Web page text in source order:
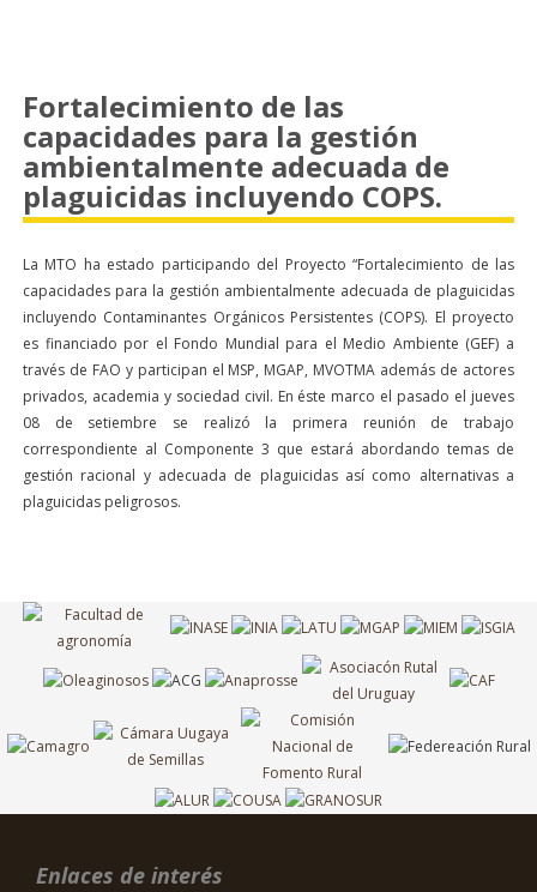
Fortalecimiento de las
capacidades para la gestión
ambientalmente adecuada de
plaguicidas incluyendo COPS.
La MTO ha estado participando del Proyecto “Fortalecimiento de las
capacidades para la gestión ambientalmente adecuada de plaguicidas
incluyendo Contaminantes Orgánicos Persistentes (COPS). El proyecto
es financiado por el Fondo Mundial para el Medio Ambiente (GEF) a
través de FAO y participan el MSP, MGAP, MVOTMA además de actores
privados, academia y sociedad civil. En éste marco el pasado el jueves
08 de setiembre se realizó la primera reunión de trabajo
correspondiente al Componente 3 que estará abordando temas de
gestión racional y adecuada de plaguicidas así como alternativas a
plaguicidas peligrosos.
Enlaces de interés